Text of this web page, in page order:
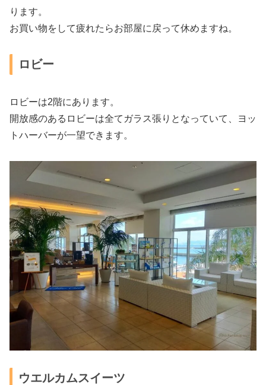
ります。
お買い物をして疲れたらお部屋に戻って休めますね。
ロビー
ロビーは2階にあります。
開放感のあるロビーは全てガラス張りとなっていて、ヨッ
トハーバーが一望できます。
ウエルカムスイーツ